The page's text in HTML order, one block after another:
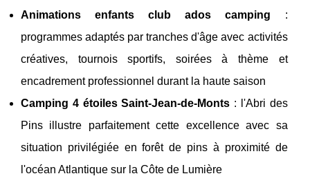
Animations enfants club ados camping :
programmes adaptés par tranches d'âge avec activités
créatives, tournois sportifs, soirées à thème et
encadrement professionnel durant la haute saison
Camping 4 étoiles Saint-Jean-de-Monts : l'Abri des
Pins illustre parfaitement cette excellence avec sa
situation privilégiée en forêt de pins à proximité de
l'océan Atlantique sur la Côte de Lumière